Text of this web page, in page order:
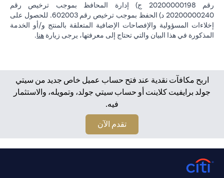
رقم 20200000198 ج) إدارة المحافظ بموجب ترخيص رقم
20200000240 د) الحفظ بموجب ترخيص رقم 602003. للحصول على
إخلاءات المسؤولية والإفصاحات الإضافية المتعلقة بالمنتج و/أو الخدمة
المذكورة في هذا البيان والتي تحتاج إلى معرفتها، يرجى زيارة هنا.
اربح مكافآت نقدية عند فتح حساب عميل خاص جديد من سيتي
جولد برايفيت كلاينت أو حساب سيتي جولد، وتمويله، والاستثمار
فيه.
تقدم الآن